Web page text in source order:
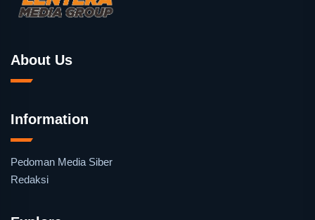
About Us
Information
Pedoman Media Siber
Redaksi